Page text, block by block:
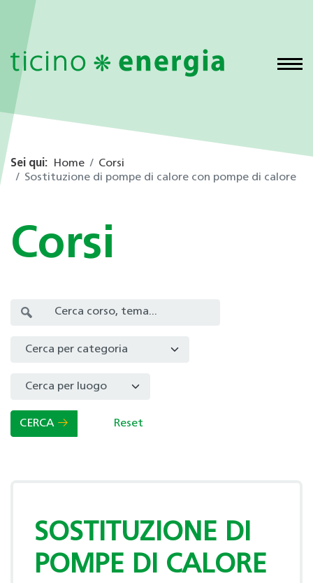
Sei qui: Home
Corsi
Sostituzione di pompe di calore con pompe di calore
Corsi
Select a Category to filter list
CERCA Reset
SOSTITUZIONE DI
POMPE DI CALORE